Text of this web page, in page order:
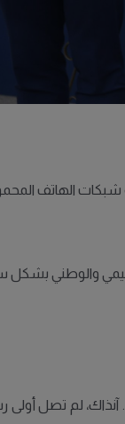
والوطني بشكل
لم تصل أولى